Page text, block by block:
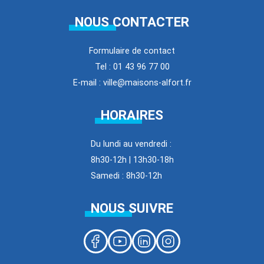
NOUS CONTACTER
Formulaire de contact
Tel : 01 43 96 77 00
E-mail : ville@maisons-alfort.fr
HORAIRES
Du lundi au vendredi :
8h30-12h | 13h30-18h
Samedi : 8h30-12h
NOUS SUIVRE